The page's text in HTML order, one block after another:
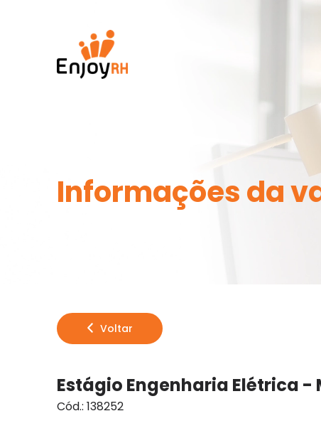
Informações da
Voltar
Estágio Engenharia Elétrica -
Cód.: 138252